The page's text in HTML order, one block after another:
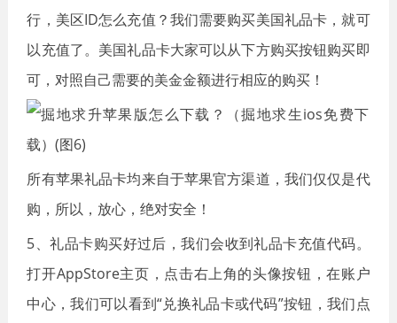
行，美区ID怎么充值？我们需要购买美国礼品卡，就可
以充值了。美国礼品卡大家可以从下方购买按钮购买即
可，对照自己需要的美金金额进行相应的购买！
所有苹果礼品卡均来自于苹果官方渠道，我们仅仅是代
购，所以，放心，绝对安全！
5、礼品卡购买好过后，我们会收到礼品卡充值代码。
打开AppStore主页，点击右上角的头像按钮，在账户
中心，我们可以看到“兑换礼品卡或代码”按钮，我们点